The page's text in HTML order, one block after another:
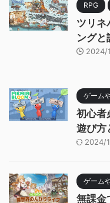
RPG
ツリネ
ングと
2024/
ゲーム
初心
遊び方
2024/
ゲーム
無課金